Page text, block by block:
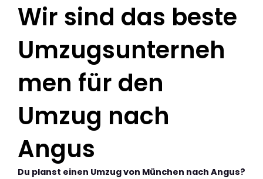
Wir sind das beste
Umzugsunterneh
men für den
Umzug nach
Angus
Du planst einen Umzug von München nach Angus?